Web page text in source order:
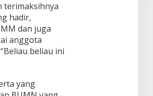
terimaksihnya
hadir,
dan juga
anggota
beliau ini
yang